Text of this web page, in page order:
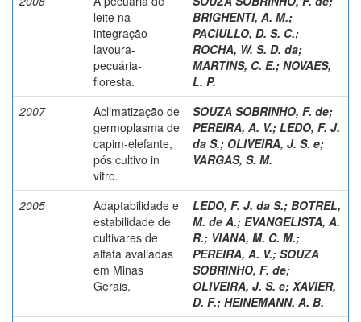
leite na
integração
lavoura-
pecuária-
floresta.
BRIGHENTI, A. M.;
PACIULLO, D. S. C.;
ROCHA, W. S. D. da;
MARTINS, C. E.; NOVAES,
L. P.
2007
Aclimatização de
germoplasma de
capim-elefante,
pós cultivo in
vitro.
SOUZA SOBRINHO, F. de;
PEREIRA, A. V.; LEDO, F. J.
da S.; OLIVEIRA, J. S. e;
VARGAS, S. M.
2005
Adaptabilidade e
estabilidade de
cultivares de
alfafa avaliadas
em Minas
Gerais.
LEDO, F. J. da S.; BOTREL,
M. de A.; EVANGELISTA, A.
R.; VIANA, M. C. M.;
PEREIRA, A. V.; SOUZA
SOBRINHO, F. de;
OLIVEIRA, J. S. e; XAVIER,
D. F.; HEINEMANN, A. B.